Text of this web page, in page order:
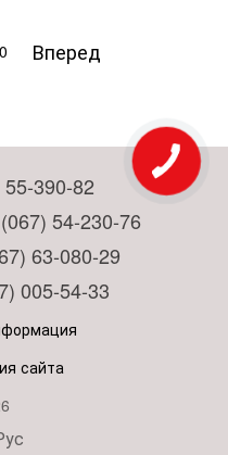
Вперед
390-82
54-230-76
63-080-29
005-54-33
сайта